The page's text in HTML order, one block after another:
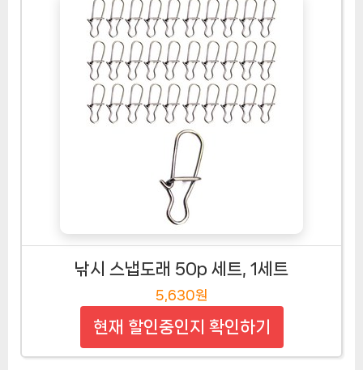
낚시 스냅도래 50p 세트, 1세트
5,630원
현재 할인중인지 확인하기